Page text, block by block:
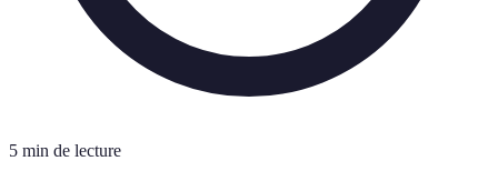
5 min de lecture